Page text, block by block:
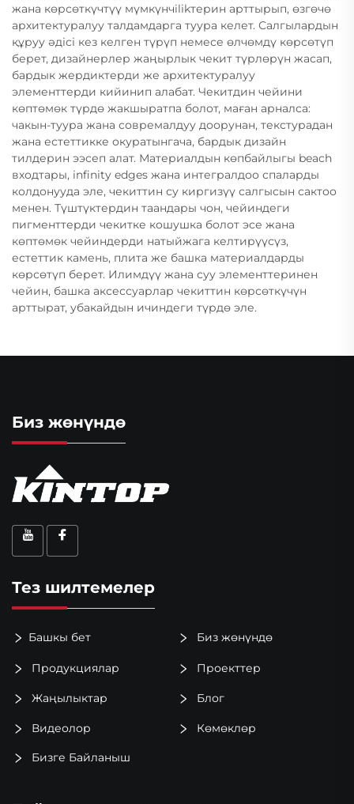
жана көрсөткүчтүү мүмкүнчilikтерин арттырып, өзгөчө
архитектуралуу талдамдарга туура келет. Салгылардын
құруу әдісі кез келген түрүп немесе өлчөмдү көрсөтүп
берет, дизайнерлер жаңырлык чекит түрлөрүн жасап,
бардык жердиктерди же архитектуралуу
элементтерди кийинип алабат. Чекитдин чейини
көптөмөк түрдө жакшыратпа болот, маған арналса:
чакын-туура жана совремалдуу доорунан, текстурадан
жана естеттикке окуратынгача, бардык дизайн
тилдерин ээсеп алат. Материалдын көпбайлыгы beach
входтары, infinity edges жана интегралдоо спаларды
колдонууда эле, чекиттин су киргизүү салгысын сактоо
менен. Түштүктердин таандары чон, чейиндеги
пигменттерди чекитке кошушка болот эсе жана
көптөмөк чейиндерди натыйжага келтирүүсүз,
естеттик камень, плита же башка материалдарды
көрсөтүп берет. Илимдүү жана суу элементтеринен
чейин, башка аксессуарлар чекиттин көрсөткүчүн
арттырат, убакайдын ичиндеги түрдө эле.
Биз жөнүндө
Тез шилтемелер
Башкы бет Биз жөнүндө
Продукциялар Проекттер
Жаңылыктар Блог
Видеолор Көмөклөр
Бизге Байланыш